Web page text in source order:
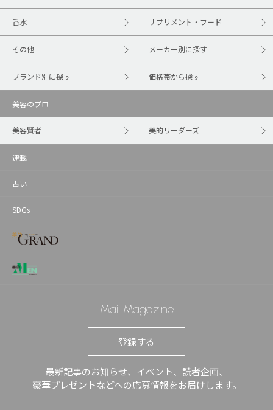
香水 サプリメント・フード
その他 メーカー別に探す
ブランド別に探す 価格帯から探す
美容のプロ
美容賢者 美的リーダーズ
連載
占い
SDGs
Mail Magazine
登録する
最新記事のお知らせ、イベント、読者企画、
豪華プレゼントなどへの応募情報をお届けします。